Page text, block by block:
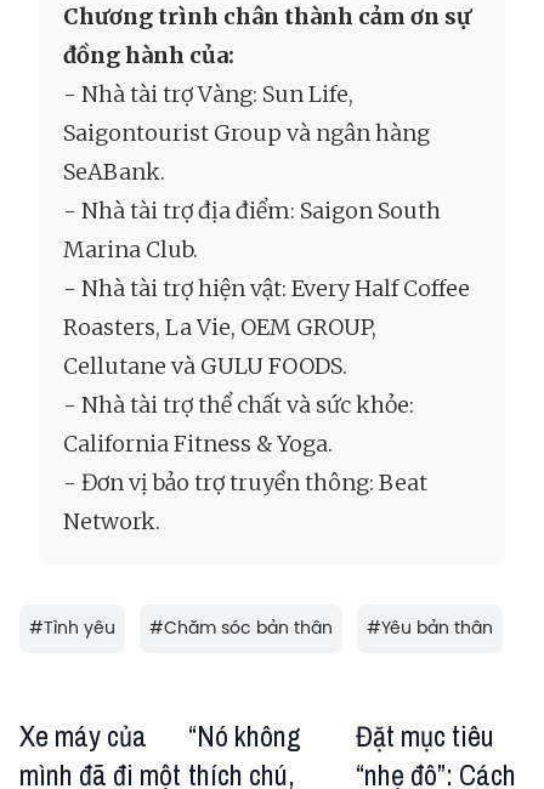
Chương trình chân thành cảm ơn sự
đồng hành của:
- Nhà tài trợ Vàng: Sun Life,
Saigontourist Group và ngân hàng
SeABank.
- Nhà tài trợ địa điểm: Saigon South
Marina Club.
- Nhà tài trợ hiện vật: Every Half Coffee
Roasters, La Vie, OEM GROUP,
Cellutane và GULU FOODS.
- Nhà tài trợ thể chất và sức khỏe:
California Fitness & Yoga.
- Đơn vị bảo trợ truyền thông: Beat
Network.
#Tình yêu #Chăm sóc bản thân #Yêu bản thân
Xe máy của
mình đã đi một
“Nó không
thích chú,
Đặt mục tiêu
“nhẹ đô”: Cách